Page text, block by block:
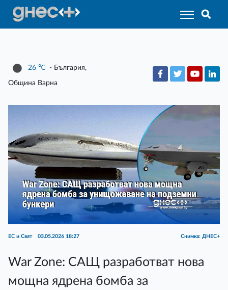
26 ℃ - България,
Община Варна
ЕС и Свят 03.05.2026 18:27 Снимка: ДНЕС+
War Zone: САЩ разработват нова
мощна ядрена бомба за